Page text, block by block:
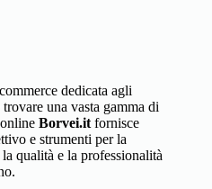
dedicata agli
una vasta gamma di
Borvei.itfornisce
e strumenti per la
qualità e la professionalità